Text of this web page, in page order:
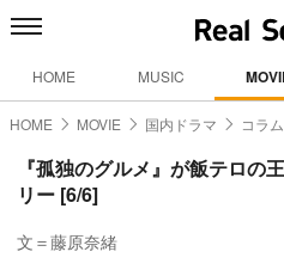
HOME MUSIC
HOME MOVIE 国内ドラマ コラム
『孤独のグルメ』が飯テロ
リー [6/6]
文＝藤原奈緒